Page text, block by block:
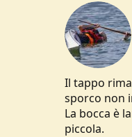
t
i
o
n
s
:
Il tappo
sporco non
La bocca è
piccola.